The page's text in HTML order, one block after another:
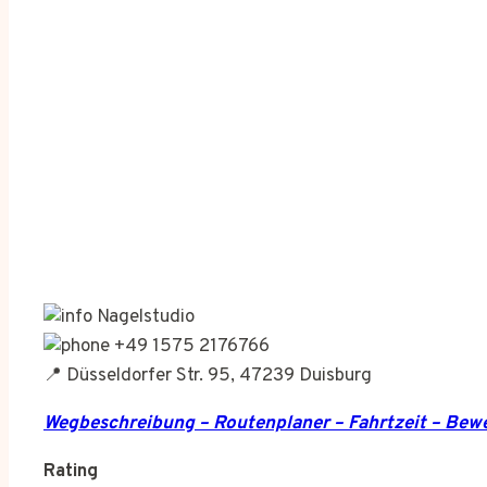
Nagelstudio
+49 1575 2176766
📍 Düsseldorfer Str. 95, 47239 Duisburg
Wegbeschreibung – Routenplaner – Fahrtzeit –
Rating